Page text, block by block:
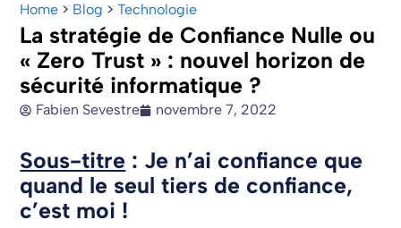
Home > Blog >Technologie
La stratégie de Confiance Nulle ou
« Zero Trust » : nouvel horizon de
sécurité informatique ?
Fabien Sevestre novembre 7, 2022
Sous-titre : Je n’ai confiance que
quand le seul tiers de confiance,
c’est moi !